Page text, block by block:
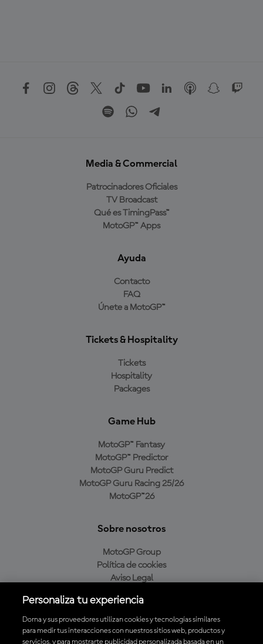
Media & Commercial
Patrocinadores Oficiales
TV Broadcast
Qué es TimingPass™
MotoGP™ Apps
Ayuda
Contacto
FAQ
Únete a MotoGP™
Tickets & Hospitality
Tickets
Hospitality
Packages
Game Hub
MotoGP™ Fantasy
MotoGP™ Predictor
MotoGP Guru Predict
MotoGP Guru Racing 25/26
MotoGP™26
Sobre nosotros
MotoGP Group
Política de cookies
Aviso Legal
Política de compra
Personaliza tu experiencia
Dorna y sus proveedores utilizan cookies y tecnologías similares
para medir tus interacciones con nuestros sitios web, productos y
servicios, y para mostrarte publicidad personalizada basada en un